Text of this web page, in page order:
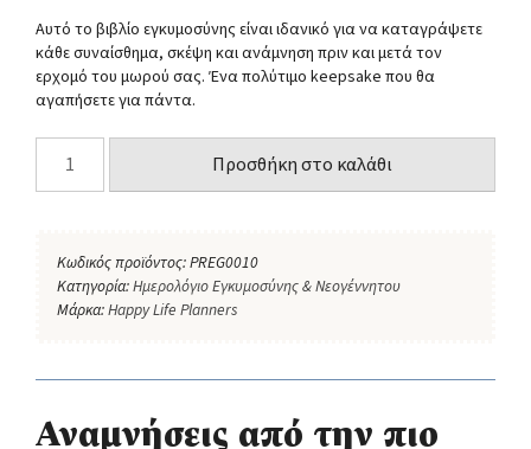
Αυτό το βιβλίο εγκυμοσύνης είναι ιδανικό για να καταγράψετε
κάθε συναίσθημα, σκέψη και ανάμνηση πριν και μετά τον
ερχομό του μωρού σας. Ένα πολύτιμο keepsake που θα
αγαπήσετε για πάντα.
Προσθήκη στο καλάθι
Κωδικός προϊόντος:PREG0010
Κατηγορία:Ημερολόγιο Εγκυμοσύνης & Νεογέννητου
Μάρκα:Happy Life Planners
Αναμνήσεις από την πιο